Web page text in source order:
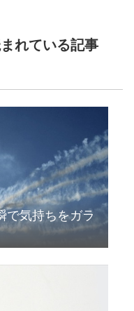
まれている記事
で気持ちをガラ